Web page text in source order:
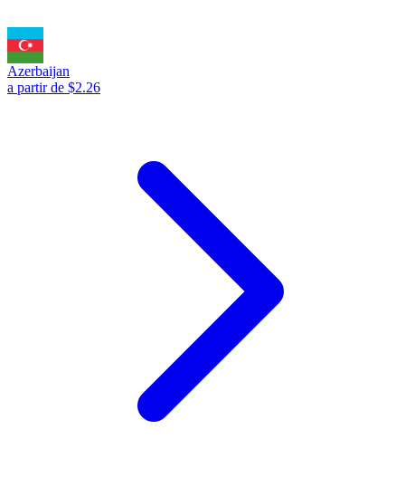
Azerbaijan
a partir de $2.26